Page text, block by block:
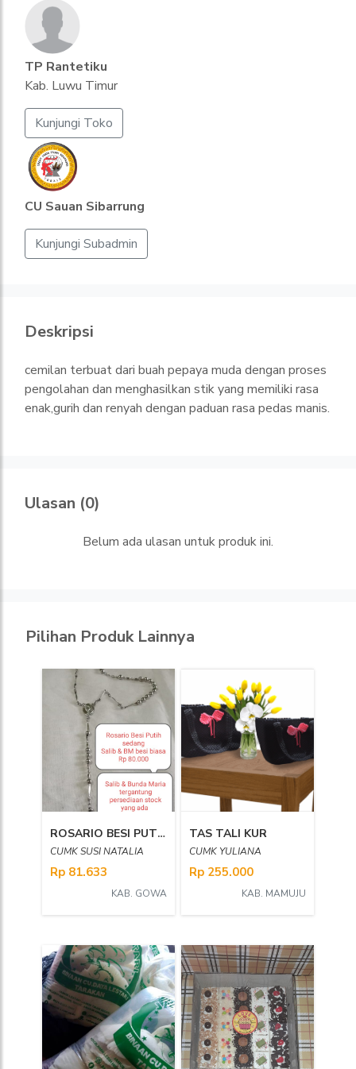
TP Rantetiku
Kab. Luwu Timur
Kunjungi Toko
CU Sauan Sibarrung
Kunjungi Subadmin
Deskripsi
cemilan terbuat dari buah pepaya muda dengan proses
pengolahan dan menghasilkan stik yang memiliki rasa
enak,gurih dan renyah dengan paduan rasa pedas manis.
Ulasan (0)
Belum ada ulasan untuk produk ini.
Pilihan Produk Lainnya
ROSARIO BESI PUTIH SEDANG SALIB BIASA
CUMK SUSI NATALIA
Rp 81.633
KAB. GOWA
TAS TALI KUR
CUMK YULIANA
Rp 255.000
KAB. MAMUJU